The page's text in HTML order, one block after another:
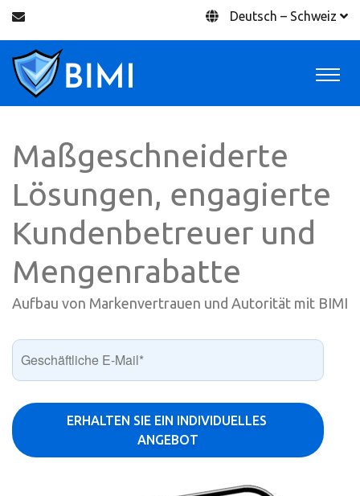
Deutsch – Schweiz
Maßgeschneiderte
Lösungen, engagierte
Kundenbetreuer und
Mengenrabatte
Aufbau von Markenvertrauen und Autorität mit BIMI